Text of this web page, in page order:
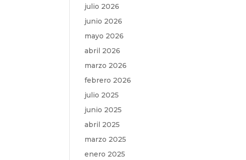
julio 2026
junio 2026
mayo 2026
abril 2026
marzo 2026
febrero 2026
julio 2025
junio 2025
abril 2025
marzo 2025
enero 2025